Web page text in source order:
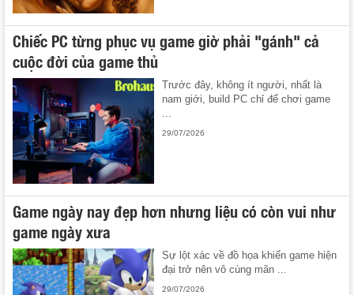
Chiếc PC từng phục vụ game giờ phải "gánh" cả
cuộc đời của game thủ
Trước đây, không ít người, nhất là
nam giới, build PC chỉ để chơi game
29/07/2026
Game ngày nay đẹp hơn nhưng liệu có còn vui như
game ngày xưa
Sự lột xác về đồ họa khiến game hiện
đại trở nên vô cùng mãn ...
29/07/2026